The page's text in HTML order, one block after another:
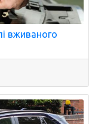
вживаного